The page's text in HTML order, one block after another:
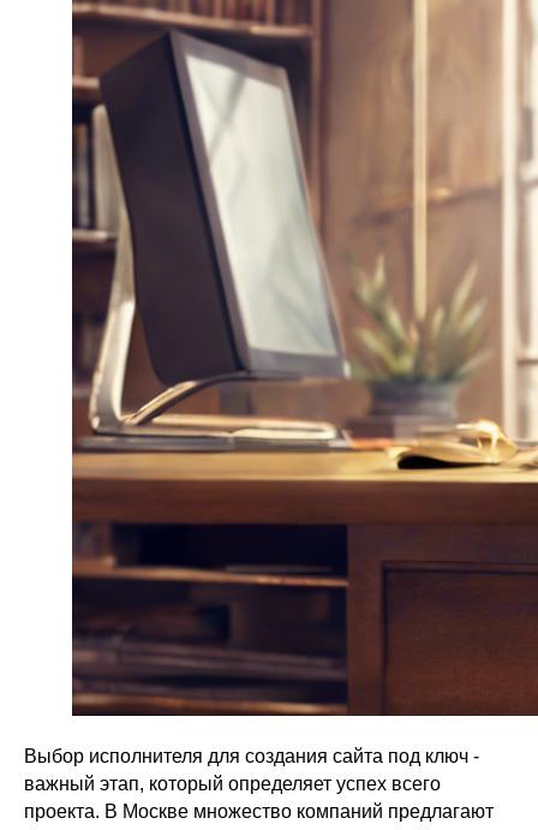
Выбор исполнителя для создания сайта под ключ -
важный этап, который определяет успех всего
проекта. В Москве множество компаний предлагают